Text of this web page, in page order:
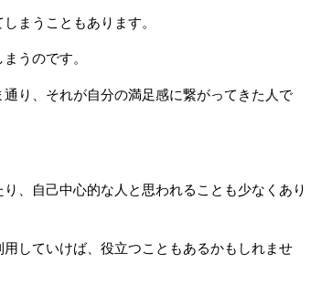
まうこともあります。
うのです。
り、それが自分の満足感に繋がってきた人で
、自己中心的な人と思われることも少なくあり
していけば、役立つこともあるかもしれませ